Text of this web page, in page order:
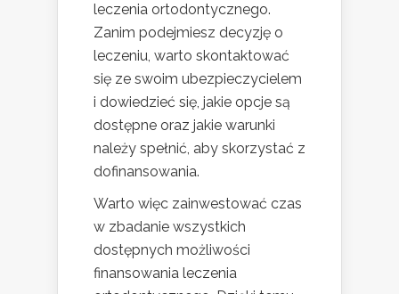
leczenia ortodontycznego.
Zanim podejmiesz decyzję o
leczeniu, warto skontaktować
się ze swoim ubezpieczycielem
i dowiedzieć się, jakie opcje są
dostępne oraz jakie warunki
należy spełnić, aby skorzystać z
dofinansowania.
Warto więc zainwestować czas
w zbadanie wszystkich
dostępnych możliwości
finansowania leczenia